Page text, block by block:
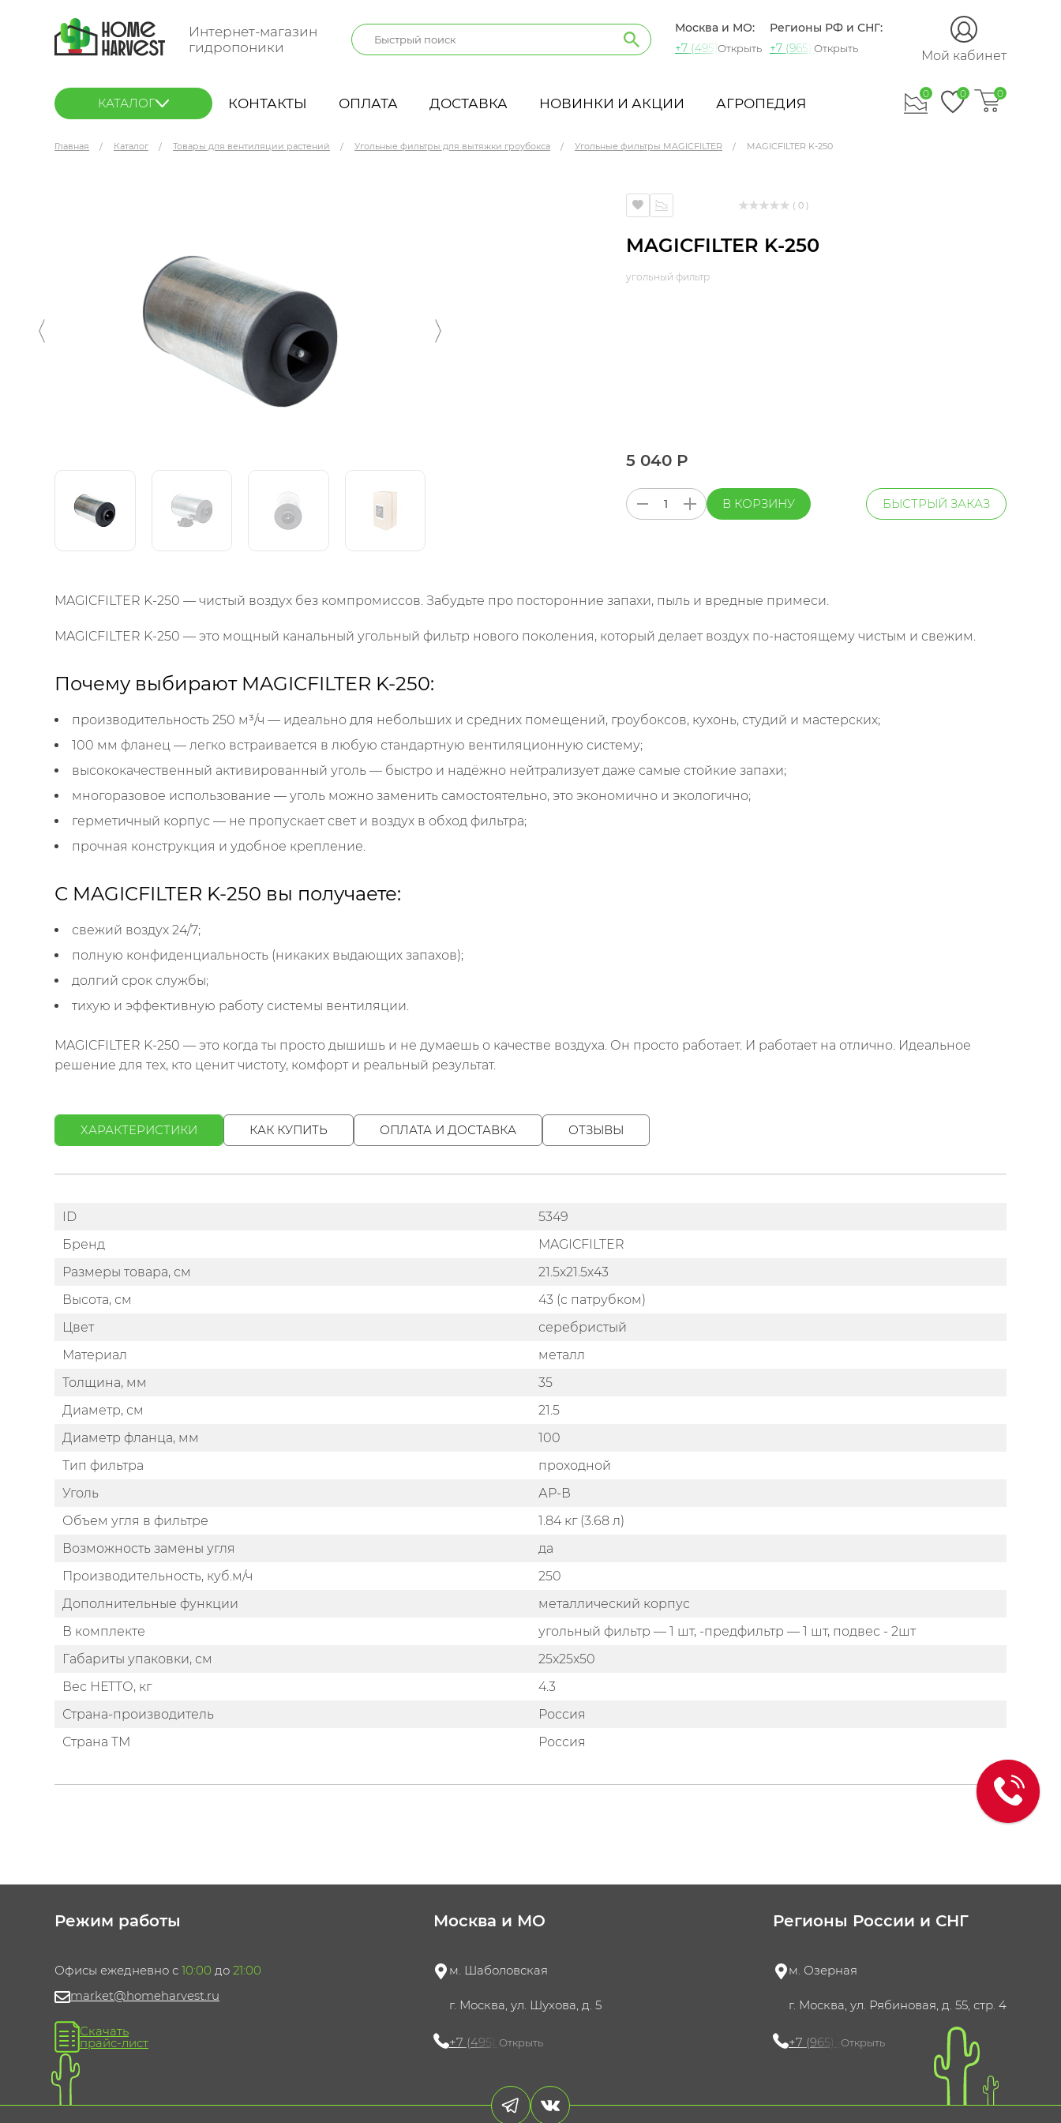
Интернет-магазин
гидропоники
Москва и МО:
+7 (495) 721-60-15
Открыть
Регионы РФ и СНГ:
+7 (965) 420-10-10
Открыть Мой кабинет
КАТАЛОГ КОНТАКТЫ ОПЛАТА ДОСТАВКА НОВИНКИ И АКЦИИ АГРОПЕДИЯ
0 0 0
Главная Каталог Товары для вентиляции растений Угольные фильтры для вытяжки гроубокса Угольные фильтры MAGICFILTER MAGICFILTER K-250
( 0 )
MAGICFILTER K-250
угольный фильтр
5 040 Р
В КОРЗИНУ БЫСТРЫЙ ЗАКАЗ
MAGICFILTER K-250 — чистый воздух без компромиссов. Забудьте про посторонние запахи, пыль и вредные примеси.
MAGICFILTER K-250 — это мощный канальный угольный фильтр нового поколения, который делает воздух по-настоящему чистым и свежим.
Почему выбирают MAGICFILTER K-250:
производительность 250 м³/ч — идеально для небольших и средних помещений, гроубоксов, кухонь, студий и мастерских;
100 мм фланец — легко встраивается в любую стандартную вентиляционную систему;
высококачественный активированный уголь — быстро и надёжно нейтрализует даже самые стойкие запахи;
многоразовое использование — уголь можно заменить самостоятельно, это экономично и экологично;
герметичный корпус — не пропускает свет и воздух в обход фильтра;
прочная конструкция и удобное крепление.
С MAGICFILTER K-250 вы получаете:
свежий воздух 24/7;
полную конфиденциальность (никаких выдающих запахов);
долгий срок службы;
тихую и эффективную работу системы вентиляции.
MAGICFILTER K-250 — это когда ты просто дышишь и не думаешь о качестве воздуха. Он просто работает. И работает на отлично. Идеальное
решение для тех, кто ценит чистоту, комфорт и реальный результат.
ХАРАКТЕРИСТИКИ КАК КУПИТЬ ОПЛАТА И ДОСТАВКА ОТЗЫВЫ
ID
5349
Бренд
MAGICFILTER
Размеры товара, см
21.5х21.5х43
Высота, см
43 (с патрубком)
Цвет
серебристый
Материал
металл
Толщина, мм
35
Диаметр, см
21.5
Диаметр фланца, мм
100
Тип фильтра
проходной
Уголь
АР-В
Объем угля в фильтре
1.84 кг (3.68 л)
Возможность замены угля
да
Производительность, куб.м/ч
250
Дополнительные функции
металлический корпус
В комплекте
угольный фильтр — 1 шт, -предфильтр — 1 шт, подвес - 2шт
Габариты упаковки, см
25x25x50
Вес НЕТТО, кг
4.3
Страна-производитель
Россия
Страна ТМ
Россия
Режим работы
Офисы ежедневно с 10:00 до 21:00
market@homeharvest.ru
Скачать
прайс-лист
Москва и МО
м. Шаболовская
г. Москва, ул. Шухова, д. 5
+7 (495) 721-60-15
Открыть
Регионы России и СНГ
м. Озерная
г. Москва, ул. Рябиновая, д. 55, стр. 4
+7 (965) 420-10-10
Открыть